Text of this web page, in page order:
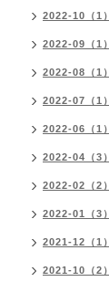
2022-10（1）
2022-09（1）
2022-08（1）
2022-07（1）
2022-06（1）
2022-04（3）
2022-02（2）
2022-01（3）
2021-12（1）
2021-10（2）